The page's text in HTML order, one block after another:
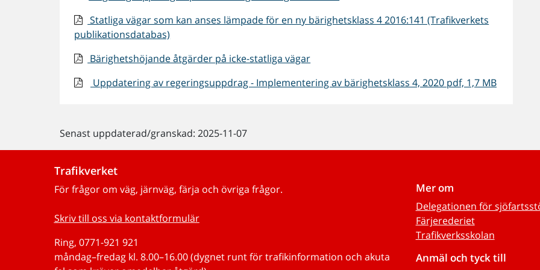
Statliga vägar som kan anses lämpade för en ny bärighetsklass 4 2016:141 (Trafikverkets
publikationsdatabas)
Bärighetshöjande åtgärder på icke-statliga vägar
Uppdatering av regeringsuppdrag - Implementering av bärighetsklass 4, 2020 pdf, 1,7 MB
Senast uppdaterad/granskad: 2025-11-07
Trafikverket
För frågor om väg, järnväg, färja och övriga frågor.
Skriv till oss via kontaktformulär
Ring, 0771-921 921
måndag–fredag kl. 8.00–16.00 (dygnet runt för trafikinformation och akuta
Mer om
Delegationen för
Färjerederiet
Trafikverksskolan
Anmäl och tyck till